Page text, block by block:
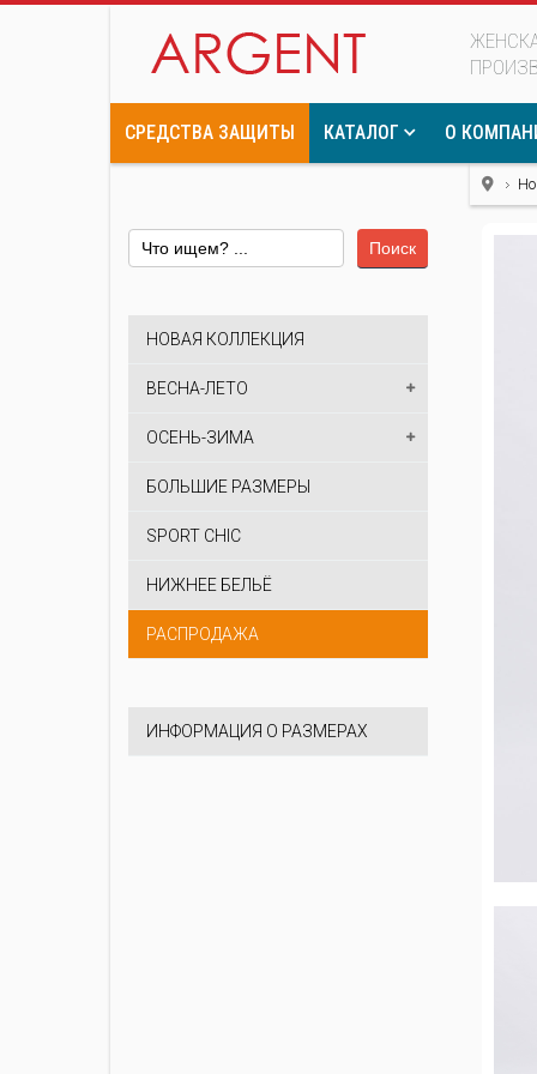
СРЕДСТВА ЗАЩИТЫ КАТАЛОГ О
Поиск
НОВАЯ КОЛЛЕКЦИЯ
ВЕСНА-ЛЕТО
ОСЕНЬ-ЗИМА
БОЛЬШИЕ РАЗМЕРЫ
SPORT CHIC
НИЖНЕЕ БЕЛЬЁ
РАСПРОДАЖА
ИНФОРМАЦИЯ О РАЗМЕРАХ